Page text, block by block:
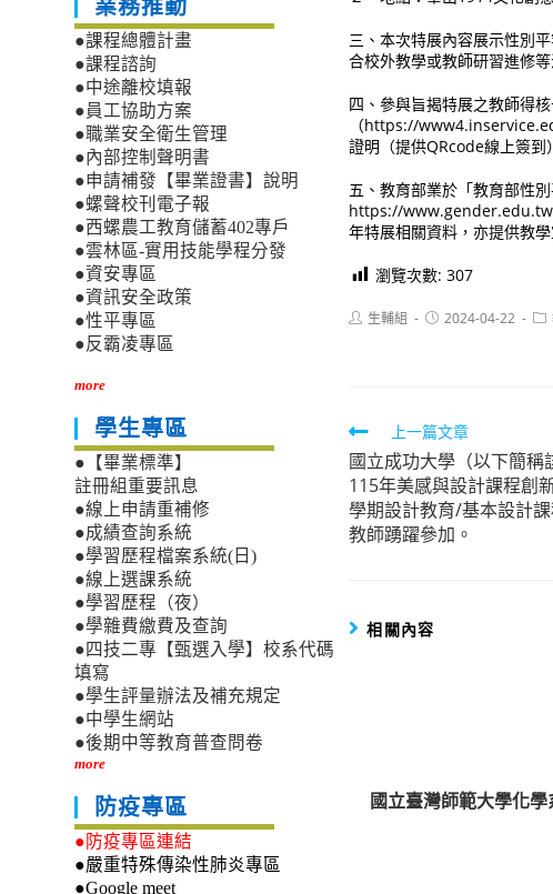
三、本次特展內容展示性別
合校外教學或教師研習進修
四、參與旨揭特展之教師得
（https://
證明（提供QRcode線上簽到
五、教育部業於「教育部性
https://
年特展相關資料，亦提供教
瀏覽次數: 307
Post生輔組
Post2024-04-22
Read
more
articles
上一篇文章
國立成功大學（以下簡稱
115年美感與設計課程創
學期設計教育/基本設計
教師踴躍參加。
相關內容
國立臺灣師範大學化
業務推動
●課程總體計畫
●課程諮詢
●中途離校填報
●員工協助方案
●職業安全衛生管理
●內部控制聲明書
●申請補發【畢業證書】說明
●螺聲校刊電子報
●西螺農工教育儲蓄402專戶
●雲林區-實用技能學程分發
●資安專區
●資訊安全政策
●性平專區
●反霸凌專區
more
學生專區
●【畢業標準】
註冊組重要訊息
●線上申請重補修
●成績查詢系統
●學習歷程檔案系統(日)
●線上選課系統
●學習歷程（夜）
●學雜費繳費及查詢
●四技二專【甄選入學】校系代碼
填寫
●學生評量辦法及補充規定
●中學生網站
●後期中等教育普查問卷
more
防疫專區
●防疫專區連結
●嚴重特殊傳染性肺炎專區
●Google meet